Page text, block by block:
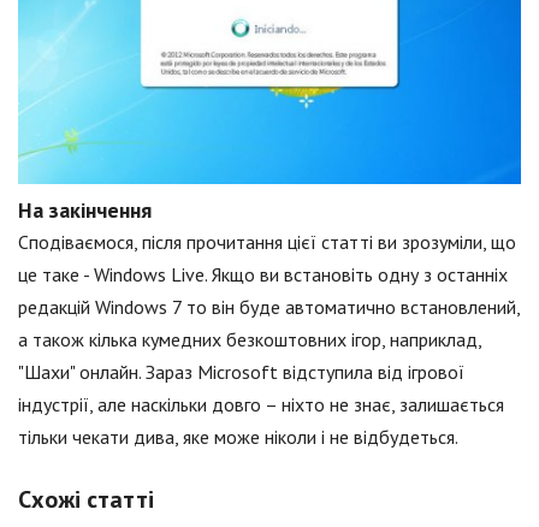
На закінчення
Сподіваємося, після прочитання цієї статті ви зрозуміли, що
це таке - Windows Live. Якщо ви встановіть одну з останніх
редакцій Windows 7 то він буде автоматично встановлений,
а також кілька кумедних безкоштовних ігор, наприклад,
"Шахи" онлайн. Зараз Microsoft відступила від ігрової
індустрії, але наскільки довго – ніхто не знає, залишається
тільки чекати дива, яке може ніколи і не відбудеться.
Схожі статті